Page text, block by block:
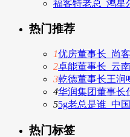
福客特老总_鸿星
热门推荐
1优房董事长_尚
2卓能董事长_云
3乾德董事长王涧
4华润集团董事长
55g老总是谁_中
热门标签